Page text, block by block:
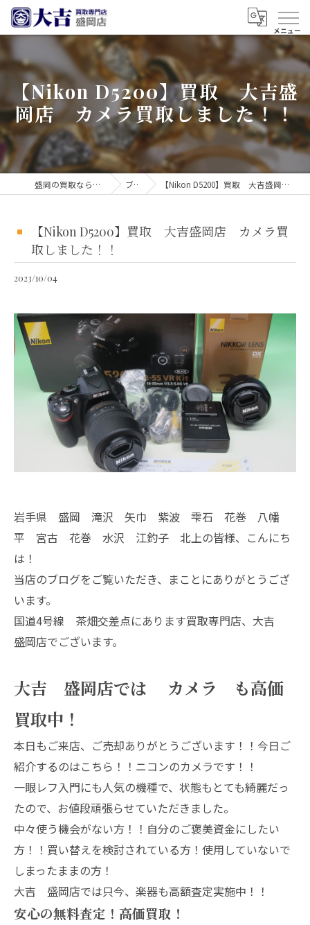
【Nikon D5200】買取 大吉盛
岡店 カメラ買取しました！！
盛岡の買取なら買取大吉 盛岡店 ブログ 【Nikon D5200】買取 大吉盛岡店 カメラ買取しました！！
【Nikon D5200】買取 大吉盛岡店 カメラ買
取しました！！
2023/10/04
岩手県 盛岡 滝沢 矢巾 紫波 雫石 花巻 八幡
平 宮古 花巻 水沢 江釣子 北上の皆様、こんにち
は！
当店のブログをご覧いただき、まことにありがとうござ
います。
国道4号線 茶畑交差点にあります買取専門店、大吉
盛岡店でございます。
大吉 盛岡店では カメラ も高価
買取中！
本日もご来店、ご売却ありがとうございます！！今日ご
紹介するのはこちら！！ニコンのカメラです！！
一眼レフ入門にも人気の機種で、状態もとても綺麗だっ
たので、お値段頑張らせていただきました。
中々使う機会がない方！！自分のご褒美資金にしたい
方！！買い替えを検討されている方！使用していないで
しまったままの方！
大吉 盛岡店では只今、楽器も高額査定実施中！！
安心の無料査定！高価買取！